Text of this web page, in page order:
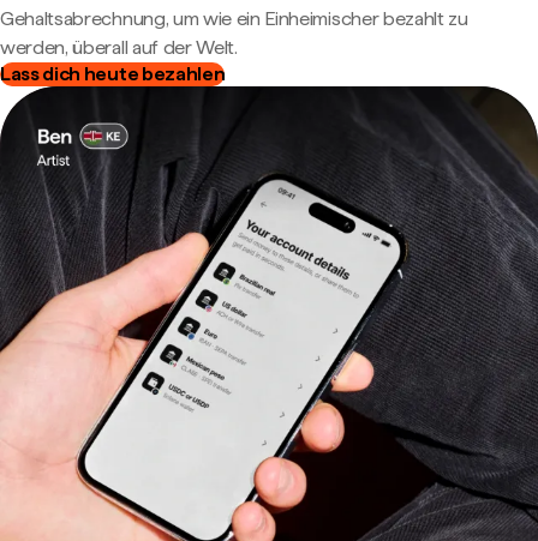
Gehaltsabrechnung, um wie ein Einheimischer bezahlt zu
werden, überall auf der Welt.
Lass dich heute bezahlen